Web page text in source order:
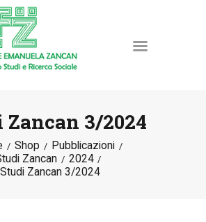
Zancan 3/2024
Shop
Pubblicazioni
Zancan
2024
Studi Zancan 3/2024